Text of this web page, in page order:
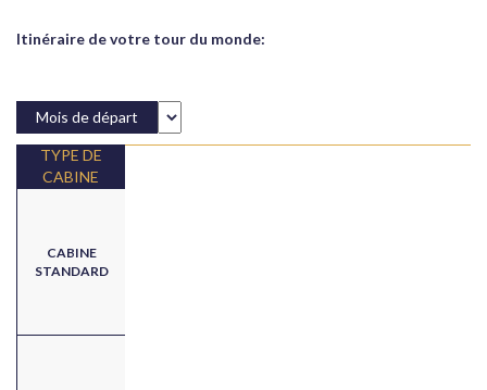
Itinéraire de votre tour du monde:
Mois de départ
TYPE DE
CABINE
CABINE
STANDARD